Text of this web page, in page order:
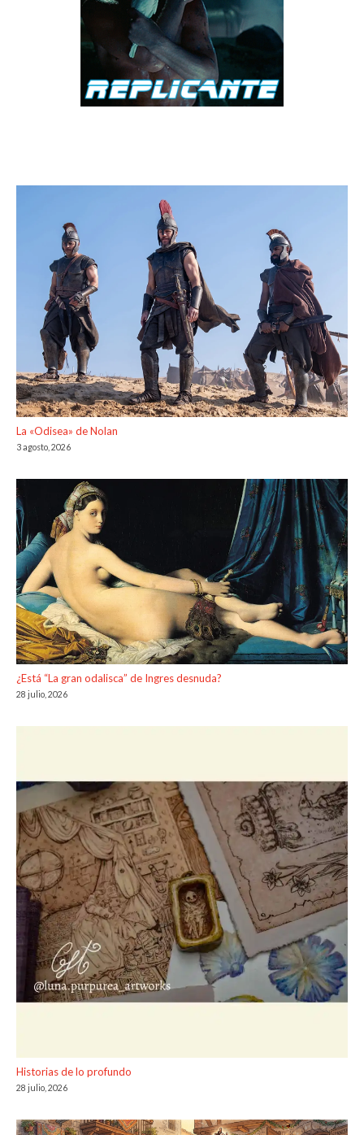
La «Odisea» de Nolan
3 agosto, 2026
¿Está “La gran odalisca” de Ingres desnuda?
28 julio, 2026
Historias de lo profundo
28 julio, 2026